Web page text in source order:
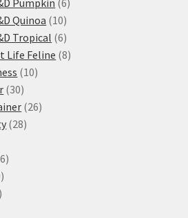
Pumpkin 6
Quinoa 1010
produktů
Tropical 66
produktů
Life Feline 88
1010
3030
produktů
2626
2828
66
10
produktů
30